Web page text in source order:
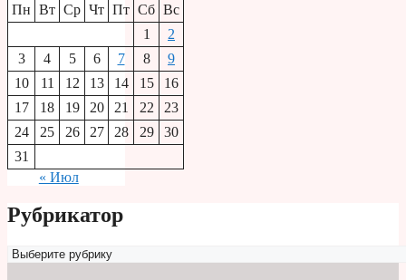
Пн Вт Ср Чт Пт Сб Вс
1
2
3
4 5 6 7 8
9
10
11 12 13 14 15
16
17
18 19 20 21 22
23
24
25 26 27 28 29
30
31
« Июл
Рубрикатор
Рубрикатор